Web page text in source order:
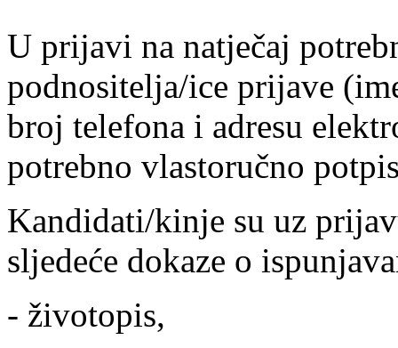
U prijavi na natječaj
podnositelja/ice prijave
broj telefona i adresu
potrebno vlastoručno
Kandidati/kinje su uz
sljedeće dokaze o
- životopis,